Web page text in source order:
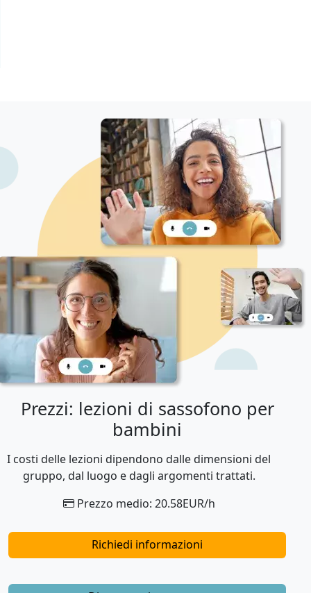
Prezzi: lezioni di sassofono per
bambini
I costi delle lezioni dipendono dalle dimensioni del
gruppo, dal luogo e dagli argomenti trattati.
Prezzo medio: 20.58EUR/h
Richiedi informazioni